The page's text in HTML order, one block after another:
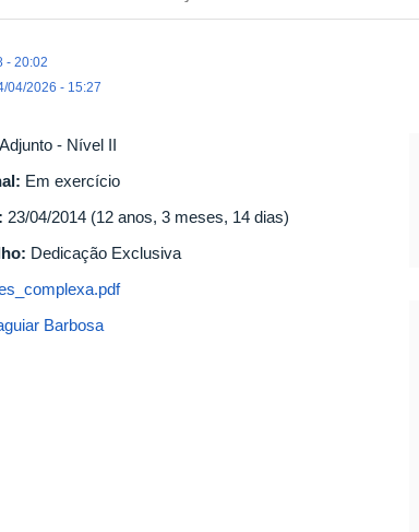
- 20:02
04/2026 - 15:27
- Nível II
Em exercício
23/04/2014 (12 anos, 3 meses, 14 dias)
Dedicação Exclusiva
Barbosa